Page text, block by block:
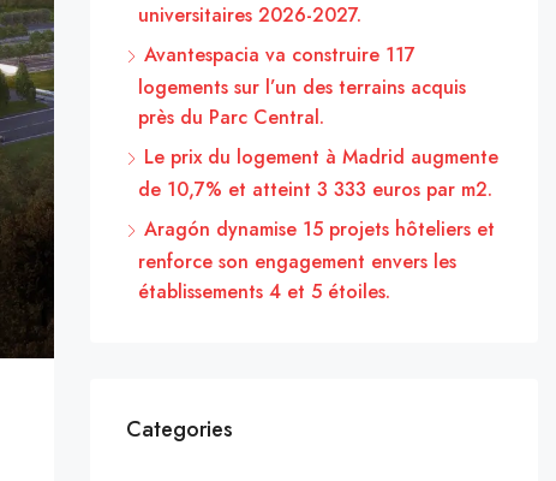
universitaires 2026-2027.
Avantespacia va construire 117
logements sur l’un des terrains acquis
près du Parc Central.
Le prix du logement à Madrid augmente
de 10,7% et atteint 3 333 euros par m2.
Aragón dynamise 15 projets hôteliers et
renforce son engagement envers les
établissements 4 et 5 étoiles.
Categories